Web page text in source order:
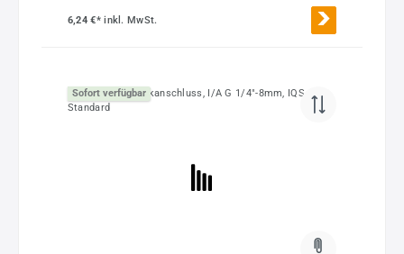
6,24 €*inkl. MwSt.
Sofort verfügbar